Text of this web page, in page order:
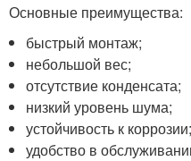
Основные преимущества:
быстрый монтаж;
небольшой вес;
отсутствие конденсата;
низкий уровень шума;
устойчивость к коррозии;
удобство в